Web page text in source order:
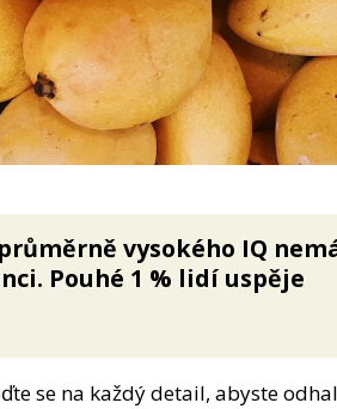
vysokého IQ
Pouhé 1 % lidí uspěje
se na každý detail, abyste